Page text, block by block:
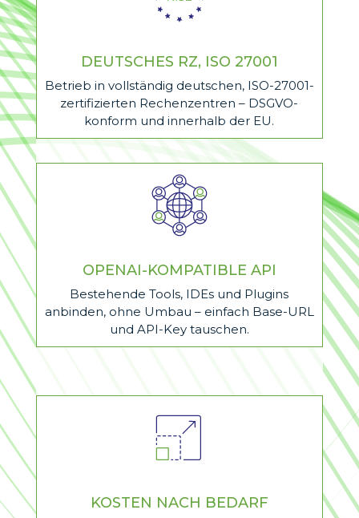
DEUTSCHES RZ, ISO 27001
Betrieb in vollständig deutschen, ISO-27001-
zertifizierten Rechenzentren – DSGVO-
konform und innerhalb der EU.
OPENAI-KOMPATIBLE API
Bestehende Tools, IDEs und Plugins
anbinden, ohne Umbau – einfach Base-URL
und API-Key tauschen.
KOSTEN NACH BEDARF